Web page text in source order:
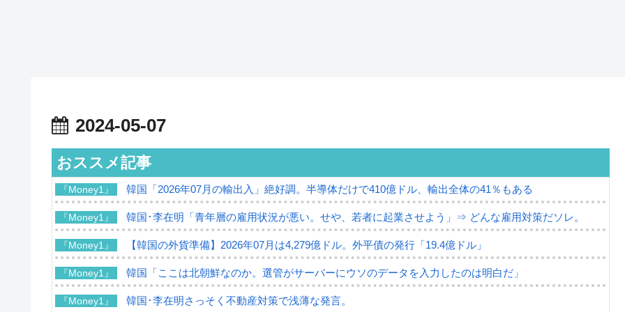
2024-05-07
おススメ記事
『Money1』 韓国「2026年07月の輸出入」絶好調。半導体だけで410億ドル、輸出全体の41％もある
『Money1』 韓国･李在明「青年層の雇用状況が悪い。せや、若者に起業させよう」⇒ どんな雇用対策だソレ。
『Money1』 【韓国の外貨準備】2026年07月は4,279億ドル。外平債の発行「19.4億ドル」
『Money1』 韓国「ここは北朝鮮なのか。選管がサーバーにウソのデータを入力したのは明白だ」
『Money1』 韓国･李在明さっそく不動産対策で浅薄な発言。